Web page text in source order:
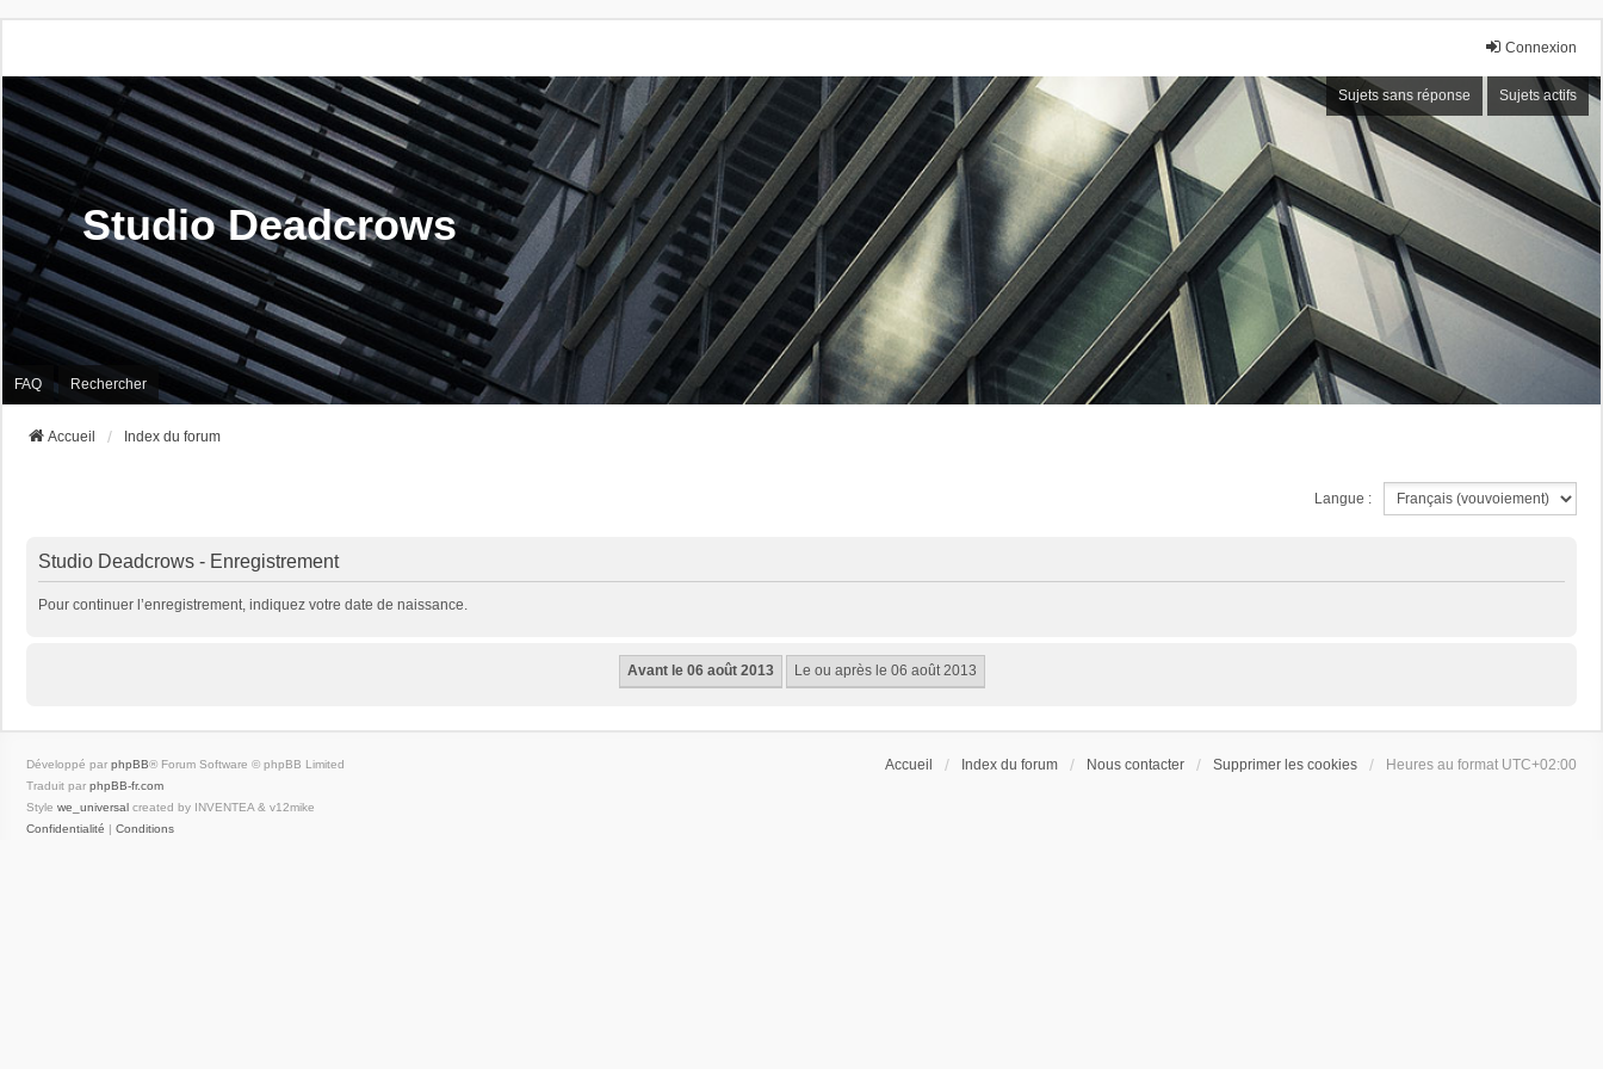
Connexion
Sujets sans réponse Sujets actifs
Studio Deadcrows
FAQ Rechercher
Accueil Index du forum
Langue :
Studio Deadcrows - Enregistrement
Pour continuer l’enregistrement, indiquez votre date de naissance.
Accueil Index du forum Nous contacter Supprimer les cookies Heures au format UTC+02:00
Développé par phpBB® Forum Software © phpBB Limited
Traduit par phpBB-fr.com
Style we_universal created by INVENTEA & v12mike
Confidentialité | Conditions